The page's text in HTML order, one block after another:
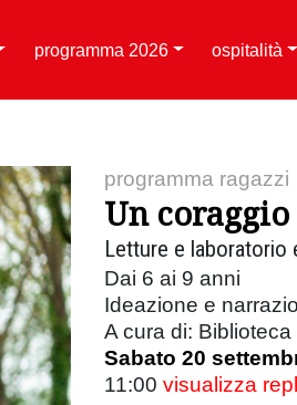
programma 2026 ospitalità
programma ragazzi
Un
Letture e laboratorio
Dai 6 ai 9 anni
Ideazione e
A cura di:
Sabato 20
11:00 visualizza